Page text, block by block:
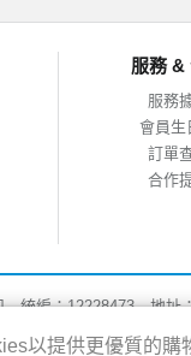
的
或
三、 會
您
損
會員事
（二）
服務時
料，您
（三）
址、地
站、服
能；行
設定關
服務 &
服務
會員生
訂單
合作
統編：12228473 地址
以提供更優質的購